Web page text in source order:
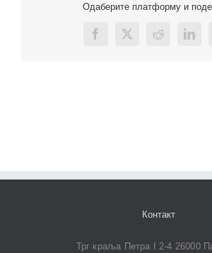
Одаберите платформу и
Facebook
X Reddit
Контакт
Трг краља Петра I 2-4 26000